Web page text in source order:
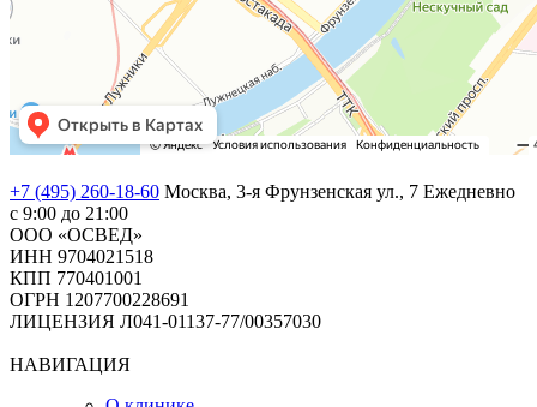
+7 (495) 260-18-60 Москва, 3-я Фрунзенская ул., 7 Ежедневно
с 9:00 до 21:00
ООО «ОСВЕД»
ИНН 9704021518
КПП 770401001
ОГРН 1207700228691
ЛИЦЕНЗИЯ Л041-01137-77/00357030
НАВИГАЦИЯ